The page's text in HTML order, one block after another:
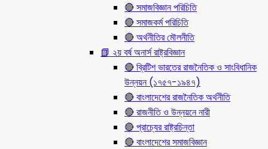
🔴 সমাজবিজ্ঞান পরিচিতি
🔴 সমাজকর্ম পরিচিতি
🔴 অর্থনীতির মৌলনীতি
📗 ২য় বর্ষ অনার্স রাষ্ট্রবিজ্ঞান
🔴 ব্রিটিশ ভারতের রাজনৈতিক ও সাংবিধানিক
উন্নয়ন (১৭৫৭-১৯৪৭)
🔴 বাংলাদেশের রাজনৈতিক অর্থনীতি
🔴 রাজনীতি ও উন্নয়নে নারী
🔴 প্রাচ্যের রাষ্ট্রচিন্তা
🔴 বাংলাদেশের সমাজবিজ্ঞান